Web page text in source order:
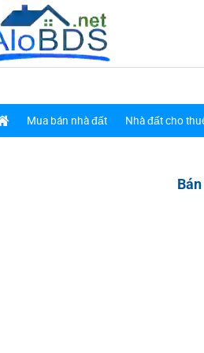
Mua bán nhà đất Nhà đất cho